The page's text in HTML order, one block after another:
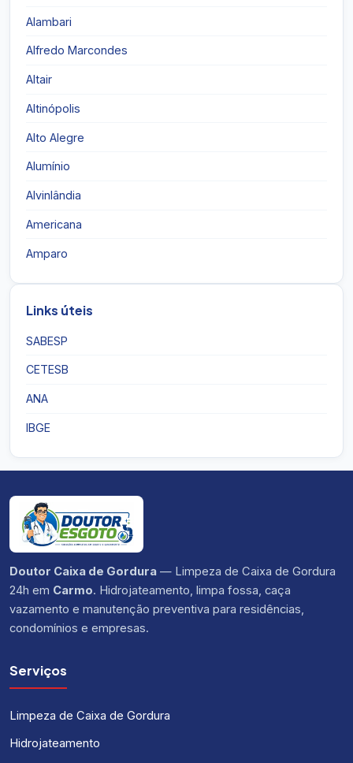
Alambari
Alfredo Marcondes
Altair
Altinópolis
Alto Alegre
Alumínio
Alvinlândia
Americana
Amparo
Links úteis
SABESP
CETESB
ANA
IBGE
Doutor Caixa de Gordura — Limpeza de Caixa de Gordura
24h em Carmo. Hidrojateamento, limpa fossa, caça
vazamento e manutenção preventiva para residências,
condomínios e empresas.
Serviços
Limpeza de Caixa de Gordura
Hidrojateamento